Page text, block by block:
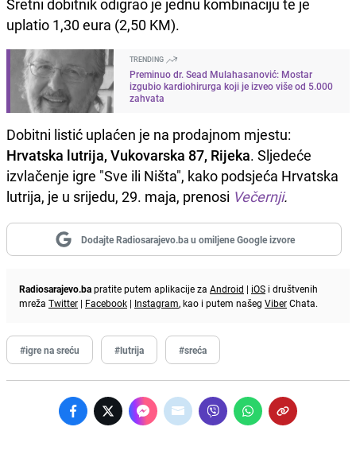
uplatio 1,30 eura (2,50 KM).
TRENDING
Preminuo dr. Sead Mulahasanović: Mostar
izgubio kardiohirurga koji je izveo više od 5.000
zahvata
Dobitni listić uplaćen je na prodajnom mjestu:
Hrvatska lutrija, Vukovarska 87, Rijeka. Sljedeće
izvlačenje igre "Sve ili Ništa", kako podsjeća Hrvatska
lutrija, je u srijedu, 29. maja, prenosi Večernji.
Dodajte Radiosarajevo.ba u omiljene Google izvore
Radiosarajevo.bapratite putem aplikacije za Android | iOS i društvenih
mreža Twitter | Facebook | Instagram, kao i putem našeg ViberChata.
#igre na sreću #lutrija #sreća